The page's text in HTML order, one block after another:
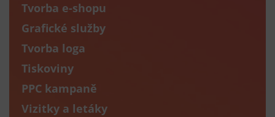
Tvorba e-shopu
Grafické služby
Tvorba loga
Tiskoviny
PPC kampaně
Vizitky a letáky